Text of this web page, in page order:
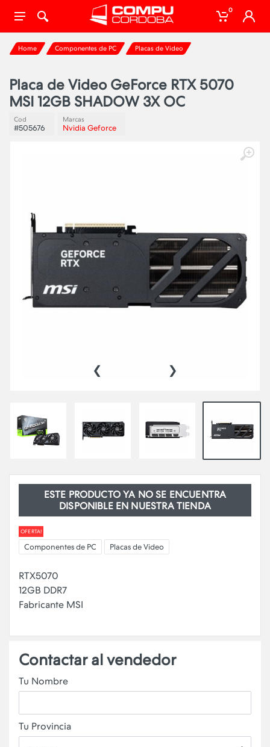
0
Home Componentes de PC Placas de Video
Placa de Video GeForce RTX 5070
MSI 12GB SHADOW 3X OC
Cod
#505676
Marcas
Nvidia Geforce
‹ ›
ESTE PRODUCTO YA NO SE ENCUENTRA
DISPONIBLE EN NUESTRA TIENDA
OFERTA!
Componentes de PC Placas de Video
RTX5070
12GB DDR7
Fabricante MSI
Contactar al vendedor
Tu Nombre
Tu Provincia